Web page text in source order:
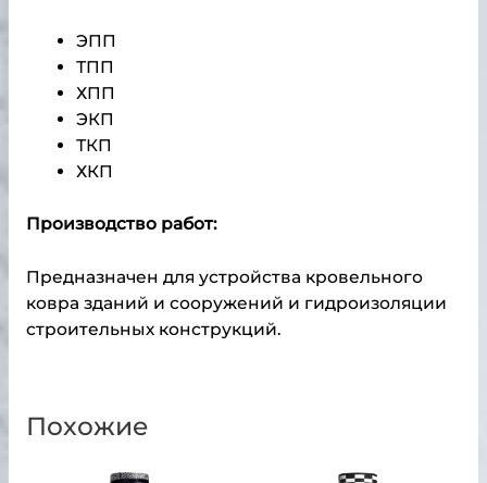
ЭПП
ТПП
ХПП
ЭКП
ТКП
ХКП
Производство работ:
Предназначен для устройства кровельного
ковра зданий и сооружений и гидроизоляции
строительных конструкций.
Похожие